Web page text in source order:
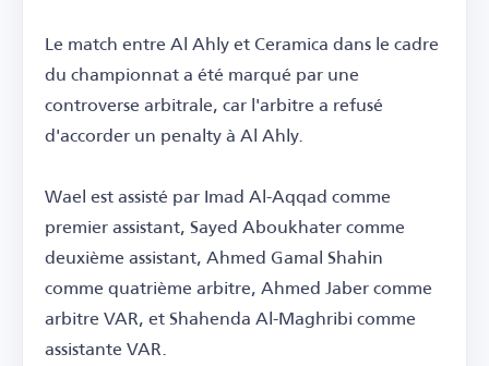
Le match entre Al Ahly et Ceramica dans le cadre
du championnat a été marqué par une
controverse arbitrale, car l'arbitre a refusé
d'accorder un penalty à Al Ahly.
Wael est assisté par Imad Al-Aqqad comme
premier assistant, Sayed Aboukhater comme
deuxième assistant, Ahmed Gamal Shahin
comme quatrième arbitre, Ahmed Jaber comme
arbitre VAR, et Shahenda Al-Maghribi comme
assistante VAR.